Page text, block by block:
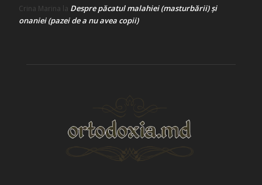
Crina Marina la Despre păcatul malahiei (masturbării) şi
onaniei (pazei de a nu avea copii)